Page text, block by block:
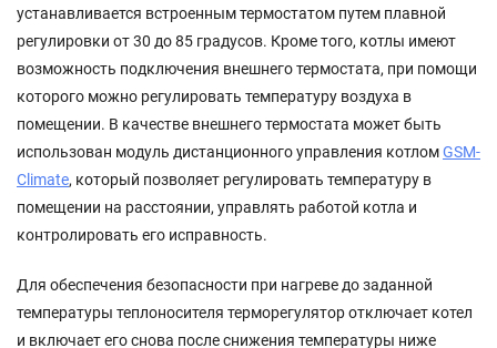
устанавливается встроенным термостатом путем плавной
регулировки от 30 до 85 градусов. Кроме того, котлы имеют
возможность подключения внешнего термостата, при помощи
которого можно регулировать температуру воздуха в
помещении. В качестве внешнего термостата может быть
использован модуль дистанционного управления котломGSM-
Climate, который позволяет регулировать температуру в
помещении на расстоянии, управлять работой котла и
контролировать его исправность.
Для обеспечения безопасности при нагреве до заданной
температуры теплоносителя терморегулятор отключает котел
и включает его снова после снижения температуры ниже